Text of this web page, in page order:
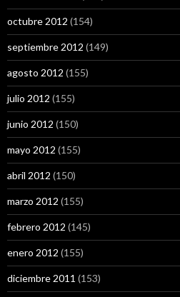
octubre 2012 (154)
septiembre 2012 (149)
agosto 2012 (155)
julio 2012 (155)
junio 2012 (150)
mayo 2012 (155)
abril 2012 (150)
marzo 2012 (155)
febrero 2012 (145)
enero 2012 (155)
diciembre 2011 (153)